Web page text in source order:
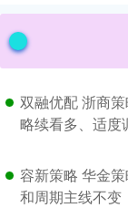
双融优配 浙商
略续看多、适度
容新策略 华金
和周期主线不变